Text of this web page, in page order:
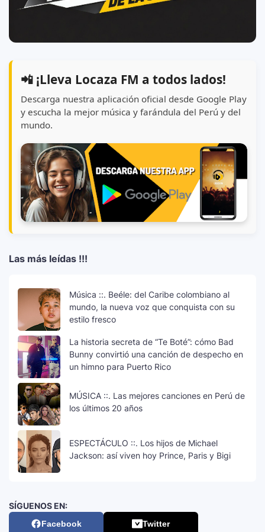
📲 ¡Lleva Locaza FM a todos lados!
Descarga nuestra aplicación oficial desde Google Play
y escucha la mejor música y farándula del Perú y del
mundo.
Las más leídas !!!
Música ::. Beéle: del Caribe colombiano al
mundo, la nueva voz que conquista con su
estilo fresco
La historia secreta de “Te Boté”: cómo Bad
Bunny convirtió una canción de despecho en
un himno para Puerto Rico
MÚSICA ::. Las mejores canciones en Perú de
los últimos 20 años
ESPECTÁCULO ::. Los hijos de Michael
Jackson: así viven hoy Prince, Paris y Bigi
SÍGUENOS EN:
Facebook Twitter